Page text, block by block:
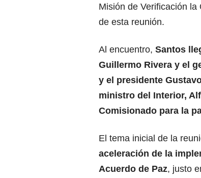
Misión de Verificación
de esta reunión.
Al encuentro, Santos
Guillermo Rivera y el
y el presidente
ministro del Interior,
Comisionado para la
El tema inicial de la
aceleración de la
Acuerdo de Paz, justo